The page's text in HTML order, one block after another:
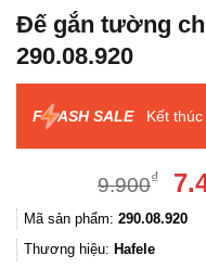
Đế gắn tường
290.08.920
F ASH SALE Kết thúc
9.900₫
là:
Mã sản phẩm: 290.08.920
Thương hiệu: Hafele